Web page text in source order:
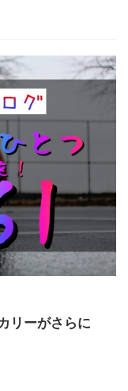
リーがさらに